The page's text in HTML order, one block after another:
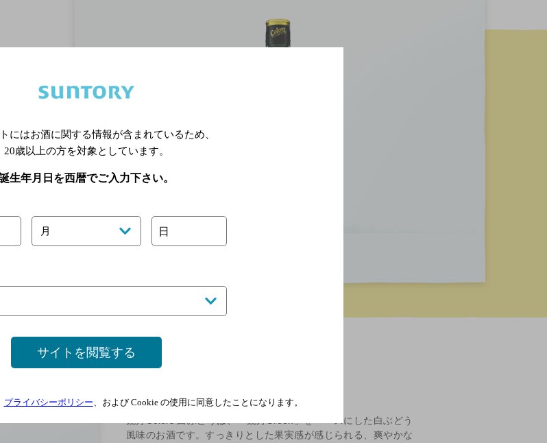
味のお
わいが
愉しみい
鏡月Colors 白ぶどうは、「鏡月Green」をベースにした白ぶどう
風味のお酒です。すっきりとした果実感が感じられる、爽やかな
にはお酒に関する情報が含まれているため、
20歳以上の方を対象としています。
生年月日を西暦でご入力下さい。
月 日
サイトを閲覧する
プライバシーポリシー、および Cookie の使用に同意したことになります。